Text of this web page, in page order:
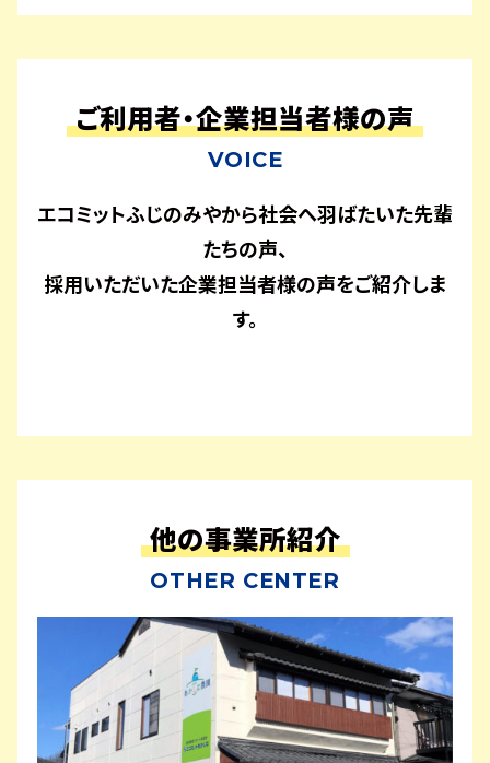
ご利用者・企業担当者様の声
VOICE
エコミットふじのみやから社会へ羽ばたいた先輩
たちの声、
採用いただいた企業担当者様の声をご紹介しま
す。
他の事業所紹介
OTHER CENTER